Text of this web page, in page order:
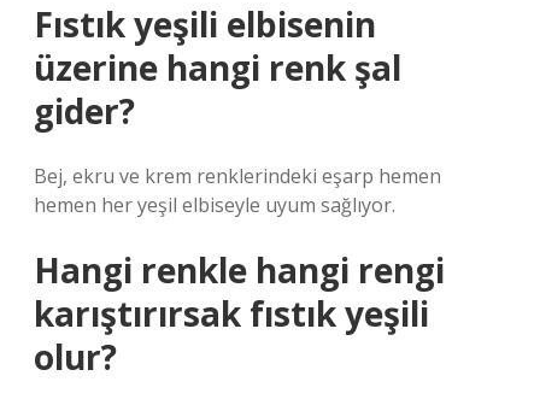
Fıstık yeşili elbisenin
üzerine hangi renk şal
gider?
Bej, ekru ve krem ​​renklerindeki eşarp hemen
hemen her yeşil elbiseyle uyum sağlıyor.
Hangi renkle hangi rengi
karıştırırsak fıstık yeşili
olur?